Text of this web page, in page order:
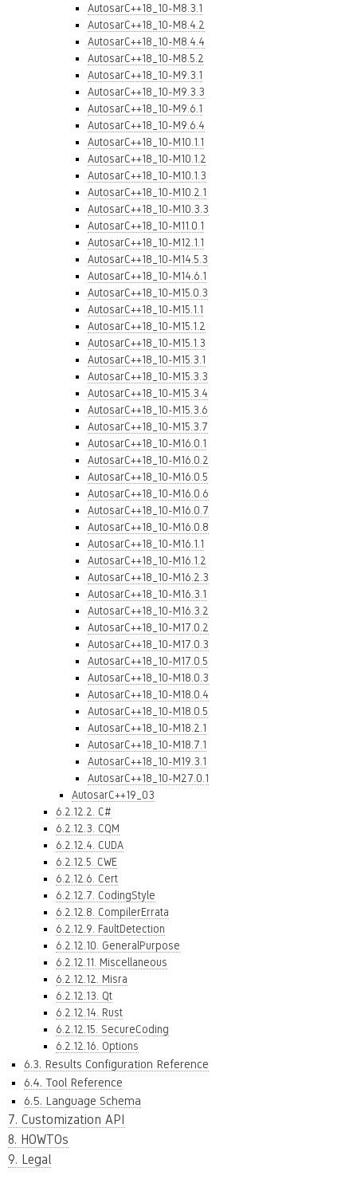
AutosarC++18_10-M8.3.1
AutosarC++18_10-M8.4.2
AutosarC++18_10-M8.4.4
AutosarC++18_10-M8.5.2
AutosarC++18_10-M9.3.1
AutosarC++18_10-M9.3.3
AutosarC++18_10-M9.6.1
AutosarC++18_10-M9.6.4
AutosarC++18_10-M10.1.1
AutosarC++18_10-M10.1.2
AutosarC++18_10-M10.1.3
AutosarC++18_10-M10.2.1
AutosarC++18_10-M10.3.3
AutosarC++18_10-M11.0.1
AutosarC++18_10-M12.1.1
AutosarC++18_10-M14.5.3
AutosarC++18_10-M14.6.1
AutosarC++18_10-M15.0.3
AutosarC++18_10-M15.1.1
AutosarC++18_10-M15.1.2
AutosarC++18_10-M15.1.3
AutosarC++18_10-M15.3.1
AutosarC++18_10-M15.3.3
AutosarC++18_10-M15.3.4
AutosarC++18_10-M15.3.6
AutosarC++18_10-M15.3.7
AutosarC++18_10-M16.0.1
AutosarC++18_10-M16.0.2
AutosarC++18_10-M16.0.5
AutosarC++18_10-M16.0.6
AutosarC++18_10-M16.0.7
AutosarC++18_10-M16.0.8
AutosarC++18_10-M16.1.1
AutosarC++18_10-M16.1.2
AutosarC++18_10-M16.2.3
AutosarC++18_10-M16.3.1
AutosarC++18_10-M16.3.2
AutosarC++18_10-M17.0.2
AutosarC++18_10-M17.0.3
AutosarC++18_10-M17.0.5
AutosarC++18_10-M18.0.3
AutosarC++18_10-M18.0.4
AutosarC++18_10-M18.0.5
AutosarC++18_10-M18.2.1
AutosarC++18_10-M18.7.1
AutosarC++18_10-M19.3.1
AutosarC++18_10-M27.0.1
AutosarC++19_03
6.2.12.2. C#
6.2.12.3. CQM
6.2.12.4. CUDA
6.2.12.5. CWE
6.2.12.6. Cert
6.2.12.7. CodingStyle
6.2.12.8. CompilerErrata
6.2.12.9. FaultDetection
6.2.12.10. GeneralPurpose
6.2.12.11. Miscellaneous
6.2.12.12. Misra
6.2.12.13. Qt
6.2.12.14. Rust
6.2.12.15. SecureCoding
6.2.12.16. Options
6.3. Results Configuration Reference
6.4. Tool Reference
6.5. Language Schema
7. Customization API
8. HOWTOs
9. Legal